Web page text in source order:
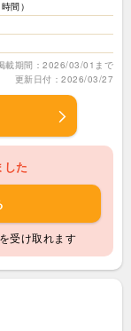
間）
載期間：2026/03/01まで
更新日付：2026/03/27
た
受け取れます